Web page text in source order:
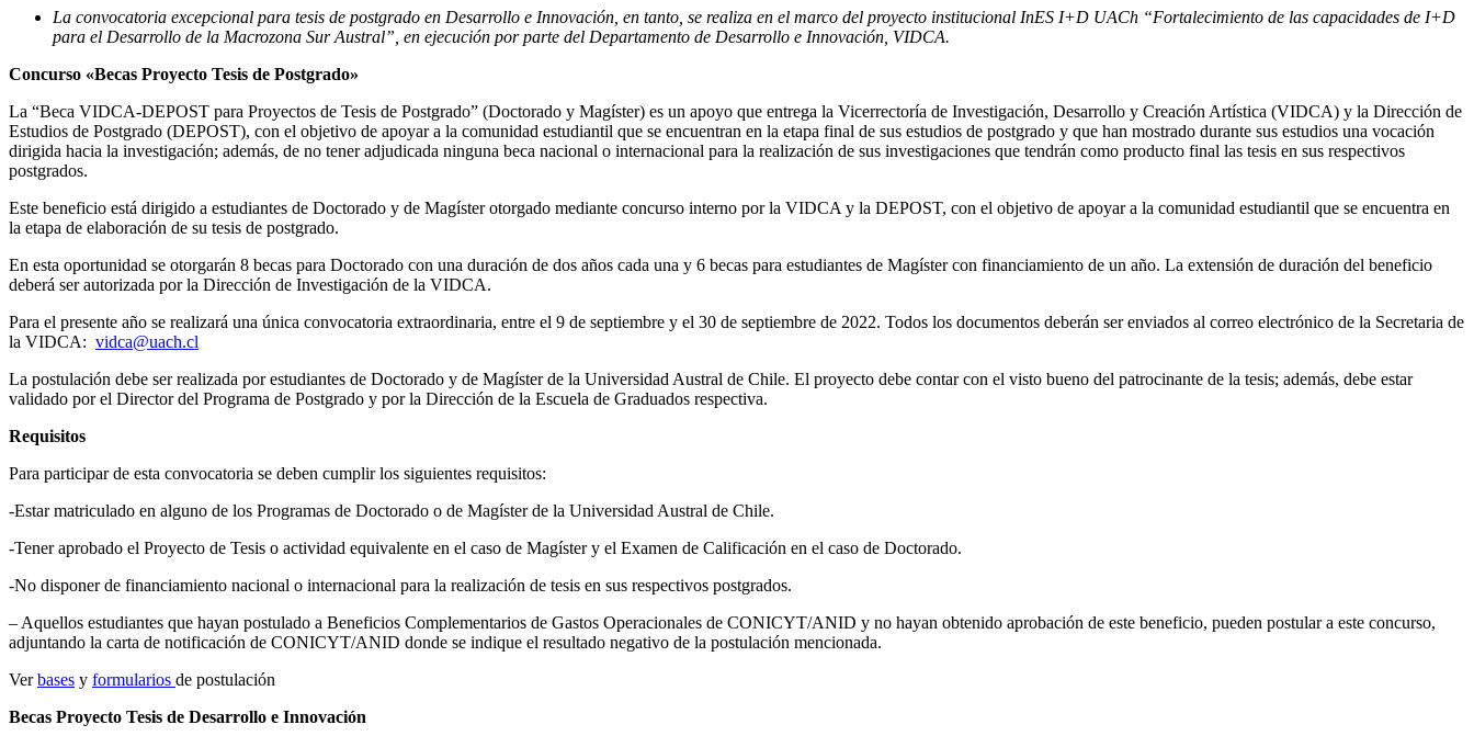
La convocatoria excepcional para tesis de postgrado en Desarrollo e Innovación, en tanto, se realiza en el marco del proyecto institucional InES I+D UACh “Fortalecimiento de las capacidades de I+D
para el Desarrollo de la Macrozona Sur Austral”, en ejecución por parte del Departamento de Desarrollo e Innovación, VIDCA.
Concurso «Becas Proyecto Tesis de Postgrado»
La “Beca VIDCA-DEPOST para Proyectos de Tesis de Postgrado” (Doctorado y Magíster) es un apoyo que entrega la Vicerrectoría de Investigación, Desarrollo y Creación Artística (VIDCA) y la Dirección de
Estudios de Postgrado (DEPOST), con el objetivo de apoyar a la comunidad estudiantil que se encuentran en la etapa final de sus estudios de postgrado y que han mostrado durante sus estudios una vocación
dirigida hacia la investigación; además, de no tener adjudicada ninguna beca nacional o internacional para la realización de sus investigaciones que tendrán como producto final las tesis en sus respectivos
postgrados.
Este beneficio está dirigido a estudiantes de Doctorado y de Magíster otorgado mediante concurso interno por la VIDCA y la DEPOST, con el objetivo de apoyar a la comunidad estudiantil que se encuentra en
la etapa de elaboración de su tesis de postgrado.
En esta oportunidad se otorgarán 8 becas para Doctorado con una duración de dos años cada una y 6 becas para estudiantes de Magíster con financiamiento de un año. La extensión de duración del beneficio
deberá ser autorizada por la Dirección de Investigación de la VIDCA.
Para el presente año se realizará una única convocatoria extraordinaria, entre el 9 de septiembre y el 30 de septiembre de 2022. Todos los documentos deberán ser enviados al correo electrónico de la Secretaria de
la VIDCA: vidca@uach.cl
La postulación debe ser realizada por estudiantes de Doctorado y de Magíster de la Universidad Austral de Chile. El proyecto debe contar con el visto bueno del patrocinante de la tesis; además, debe estar
validado por el Director del Programa de Postgrado y por la Dirección de la Escuela de Graduados respectiva.
Requisitos
Para participar de esta convocatoria se deben cumplir los siguientes requisitos:
-Estar matriculado en alguno de los Programas de Doctorado o de Magíster de la Universidad Austral de Chile.
-Tener aprobado el Proyecto de Tesis o actividad equivalente en el caso de Magíster y el Examen de Calificación en el caso de Doctorado.
-No disponer de financiamiento nacional o internacional para la realización de tesis en sus respectivos postgrados.
– Aquellos estudiantes que hayan postulado a Beneficios Complementarios de Gastos Operacionales de CONICYT/ANID y no hayan obtenido aprobación de este beneficio, pueden postular a este concurso,
adjuntando la carta de notificación de CONICYT/ANID donde se indique el resultado negativo de la postulación mencionada.
Verbases y formularios de postulación
Becas Proyecto Tesis de Desarrollo e Innovación